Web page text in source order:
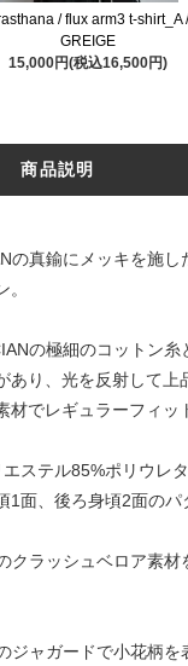
/ flux arm3 t-shirt_A /
GREIGE
15,000円(税込16,500円)
商品説明
の真鍮にメッキを施
の極細のコットン
あり、光を反射して
でレギュラーフィッ
ステル85%ポリウレ
面、後ろ身頃2面のパ
クラッシュベロア素
ジャガードで小花柄